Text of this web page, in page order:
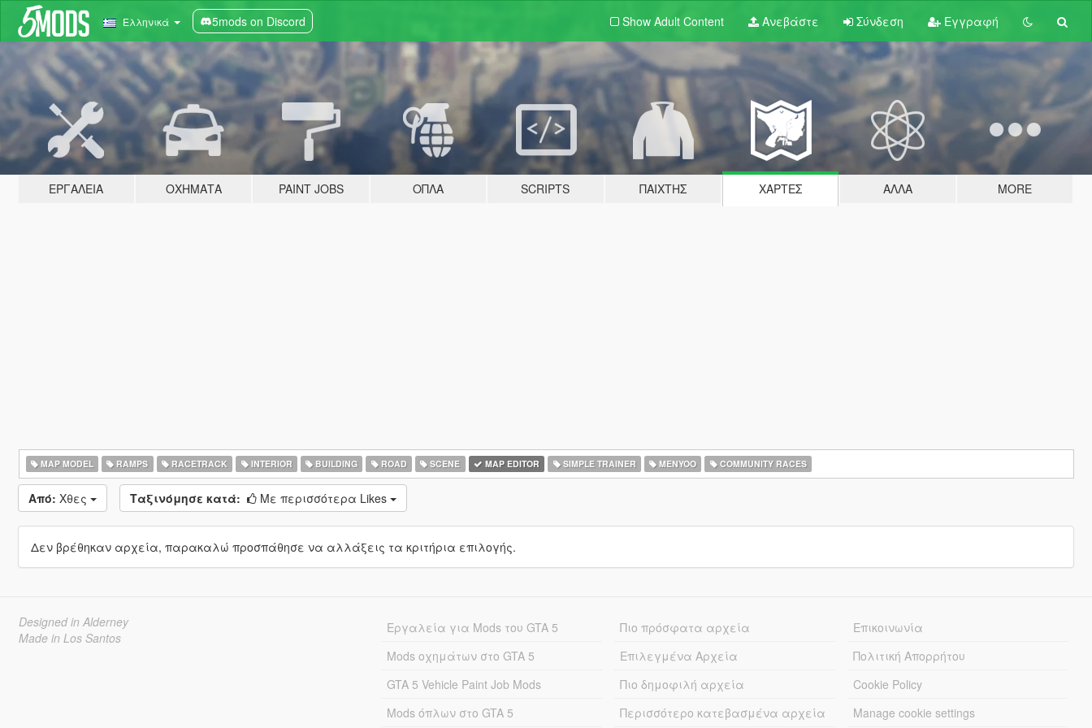
Ελληνικά 5mods on Discord Show Adult Content Ανεβάστε Σύνδεση Εγγραφή
ΕΡΓΑΛΕΊΑ ΟΧΉΜΑΤΑ PAINT JOBS ΌΠΛΑ SCRIPTS ΠΑΊΧΤΗΣ ΧΆΡΤΕΣ ΆΛΛΑ MORE
MAP MODEL RAMPS RACETRACK INTERIOR BUILDING ROAD SCENE MAP EDITOR SIMPLE TRAINER MENYOO COMMUNITY RACES
Από: Χθες Ταξινόμησε κατά: Με περισσότερα Likes
Δεν βρέθηκαν αρχεία, παρακαλώ προσπάθησε να αλλάξεις τα κριτήρια επιλογής.
Designed in Alderney
Made in Los Santos
Εργαλεία για Mods του GTA 5
Mods οχημάτων στο GTA 5
GTA 5 Vehicle Paint Job Mods
Mods όπλων στο GTA 5
Πιο πρόσφατα αρχεία
Επιλεγμένα Αρχεία
Πιο δημοφιλή αρχεία
Περισσότερο κατεβασμένα αρχεία
Επικοινωνία
Πολιτική Απορρήτου
Cookie Policy
Manage cookie settings